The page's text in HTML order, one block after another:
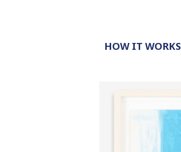
HOW IT WORKS
EXAMPLE
DOCUMENT
REQUEST